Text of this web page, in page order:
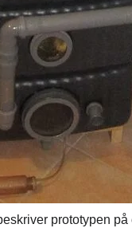
prototypen på